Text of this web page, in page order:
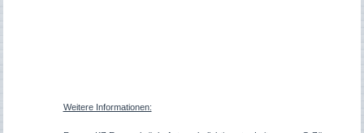
Weitere Informationen: